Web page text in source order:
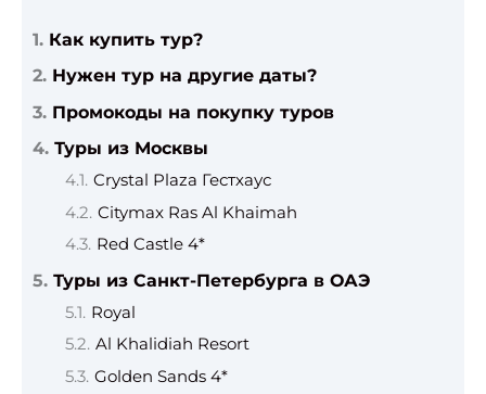
Как купить тур?
Нужен тур на другие даты?
Промокоды на покупку туров
Туры из Москвы
Crystal Plaza Гестхаус
Citymax Ras Al Khaimah
Red Castle 4*
Туры из Санкт-Петербурга в ОАЭ
Royal
Al Khalidiah Resort
Golden Sands 4*